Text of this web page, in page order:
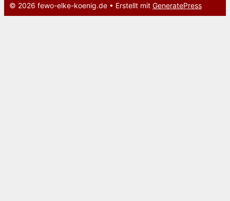
© 2026 fewo-elke-koenig.de • Erstellt mit GeneratePress